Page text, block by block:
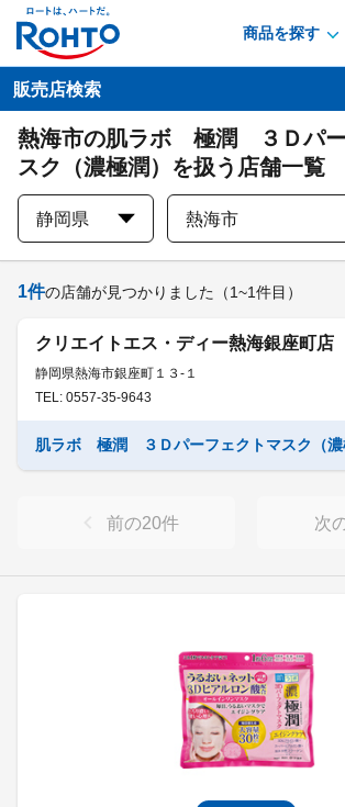
商品を探す
販売店検索
熱海市の肌ラボ 極潤 ３Ｄパー
スク（濃極潤）を扱う店舗一覧
静岡県 熱海市
1件の店舗が見つかりました （1~1件目）
クリエイトエス・ディー熱海銀座町店
静岡県熱海市銀座町１３-１
TEL: 0557-35-9643
肌ラボ 極潤 ３Ｄパーフェクトマスク（濃
前の20件 次